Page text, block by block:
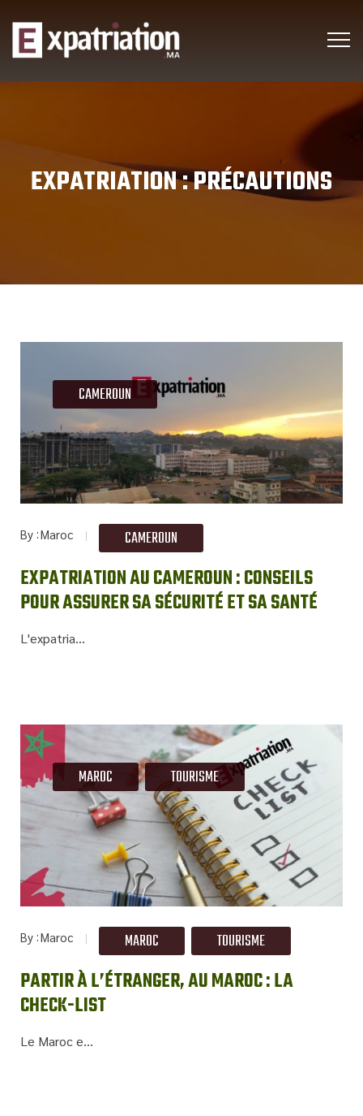
EXPATRIATION :PRÉCAUTIONS
CAMEROUN
By Maroc CAMEROUN
EXPATRIATION AU CAMEROUN : CONSEILS
POUR ASSURER SA SÉCURITÉ ET SA SANTÉ
L'expatria...
MAROC TOURISME
By Maroc MAROC TOURISME
PARTIR À L’ÉTRANGER, AU MAROC : LA
CHECK-LIST
Le Maroc e...